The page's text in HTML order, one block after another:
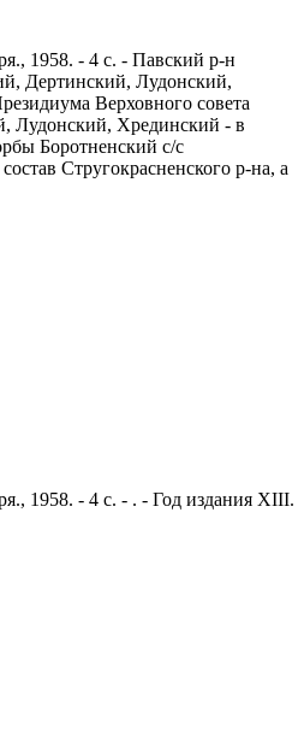
1958. - 4 с. - Павский р-н
Дертинский, Лудонский,
Верховного совета
Лудонский, Хрединский - в
Боротненский с/с
Стругокрасненского р-на, а
1958. - 4 с. - . - Год издания XIII.